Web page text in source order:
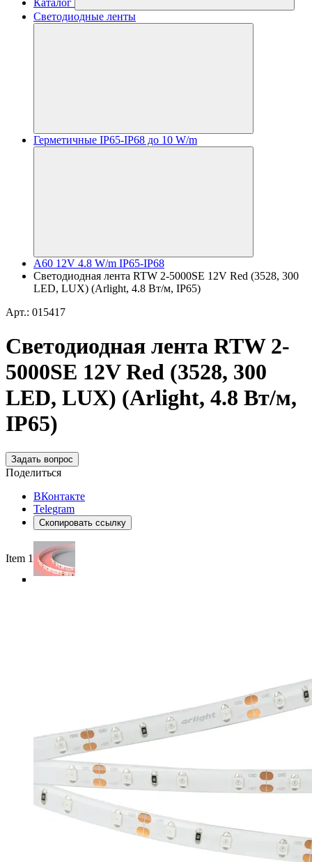
Каталог
Светодиодные ленты
Герметичные IP65-IP68 до 10 W/m
A60 12V 4.8 W/m IP65-IP68
Светодиодная лента RTW 2-5000SE 12V Red (3528, 300
LED, LUX) (Arlight, 4.8 Вт/м, IP65)
Арт.: 015417
Светодиодная лента RTW 2-
5000SE 12V Red (3528, 300
LED, LUX) (Arlight, 4.8 Вт/м,
IP65)
Задать вопрос
Поделиться
ВКонтакте
Telegram
Скопировать ссылку
Item 1 of 5